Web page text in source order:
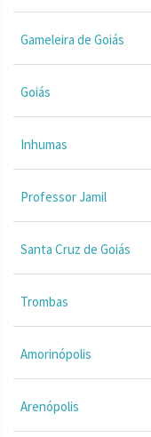
Gameleira de Goiás
Goiás
Inhumas
Professor Jamil
Santa Cruz de Goiás
Trombas
Amorinópolis
Arenópolis